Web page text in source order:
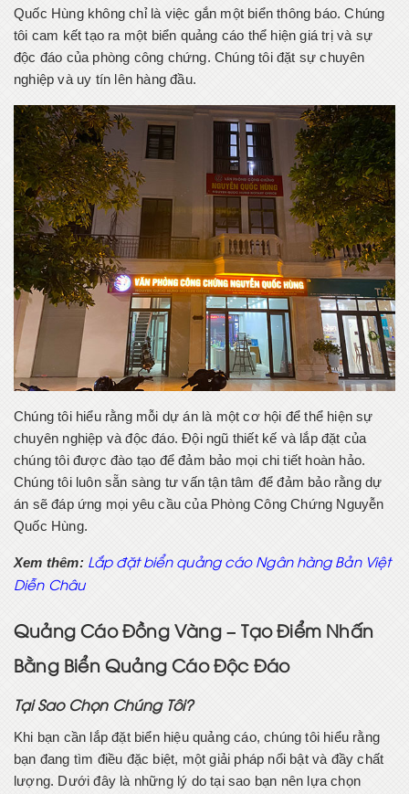
Quốc Hùng không chỉ là việc gắn một biển thông báo. Chúng
tôi cam kết tạo ra một biển quảng cáo thể hiện giá trị và sự
độc đáo của phòng công chứng. Chúng tôi đặt sự chuyên
nghiệp và uy tín lên hàng đầu.
Chúng tôi hiểu rằng mỗi dự án là một cơ hội để thể hiện sự
chuyên nghiệp và độc đáo. Đội ngũ thiết kế và lắp đặt của
chúng tôi được đào tạo để đảm bảo mọi chi tiết hoàn hảo.
Chúng tôi luôn sẵn sàng tư vấn tận tâm để đảm bảo rằng dự
án sẽ đáp ứng mọi yêu cầu của Phòng Công Chứng Nguyễn
Quốc Hùng.
Xem thêm: Lắp đặt biển quảng cáo Ngân hàng Bản Việt
Diễn Châu
Quảng Cáo Đồng Vàng – Tạo Điểm Nhấn
Bằng Biển Quảng Cáo Độc Đáo
Tại Sao Chọn Chúng Tôi?
Khi bạn cần lắp đặt biển hiệu quảng cáo, chúng tôi hiểu rằng
bạn đang tìm điều đặc biệt, một giải pháp nổi bật và đầy chất
lượng. Dưới đây là những lý do tại sao bạn nên lựa chọn